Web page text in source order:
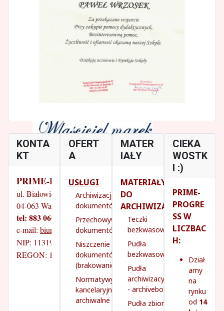
KONTA
KT
PRIME-PROGRESS
ul. Białowieska 14/18
04-063 Warszawa
tel: 883 066 070
e-mail: biuro@prime-progress.pl
NIP: 1131931260
REGON: 142745141
OFERT
A
USŁUGI
Archiwizacja
dokumentów
Przechowywanie
dokumentów
Niszczenie
dokumentów
(brakowanie)
Normatywy
kancelaryjno-
archiwalne
MATER
IAŁY
MATERIAŁY
DO
ARCHIWIZACJI
Teczki
bezkwasowe
Pudła
bezkwasowe
Pudła
archiwizacyjne
- archivebox
Pudła zbiorcze
CIEKA
WOSTK
I :)
PRIME-
PROGRE
SS W
LICZBAC
H:
Dział
amy
na
rynku
od 14